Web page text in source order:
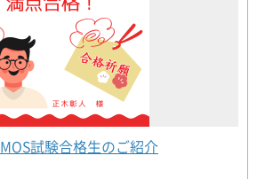
MOS試験合格生のご紹介